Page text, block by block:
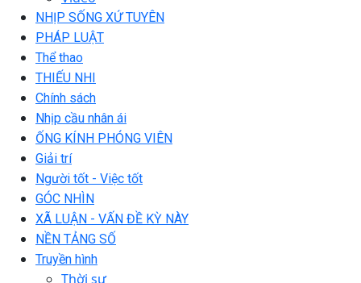
NHỊP SỐNG XỨ TUYÊN
PHÁP LUẬT
Thể thao
THIẾU NHI
Chính sách
Nhịp cầu nhân ái
ỐNG KÍNH PHÓNG VIÊN
Giải trí
Người tốt - Việc tốt
GÓC NHÌN
XÃ LUẬN - VẤN ĐỀ KỲ NÀY
NỀN TẢNG SỐ
Truyền hình
Thời sự